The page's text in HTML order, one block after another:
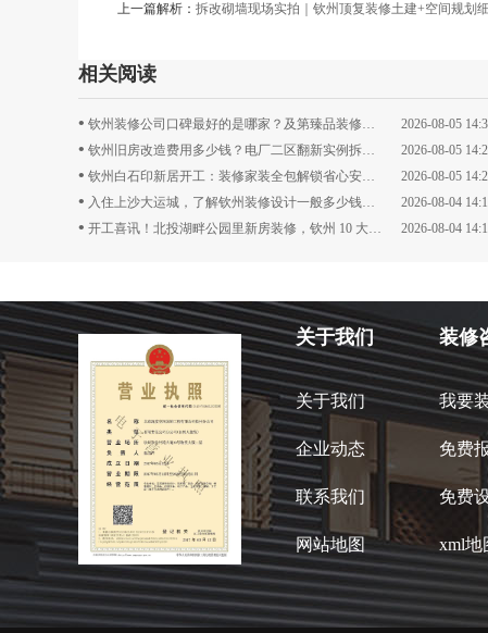
上一篇解析： 拆改砌墙现场实拍｜钦州顶复装修土建+空间规划
相关阅读
• 钦州装修公司口碑最好的是哪家？及第臻品装修经验总结 2026-08-05
• 钦州旧房改造费用多少钱？电厂二区翻新实例拆解计价逻辑 2026-08-05
• 钦州白石印新居开工：装修家装全包解锁省心安家路 2026-08-05
• 入住上沙大运城，了解钦州装修设计一般多少钱一平方再动工 2026-08-04
• 开工喜讯！北投湖畔公园里新房装修，钦州 10 大家装公司匠心落地 2026-08-04
关于我们
关于我们
企业动态
联系我们
网站地图
装修
我要
免费
免费
xml地